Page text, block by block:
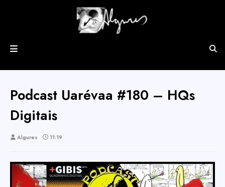
Podcast Uarévaa #180 – HQs
Digitais
Algures 11:19